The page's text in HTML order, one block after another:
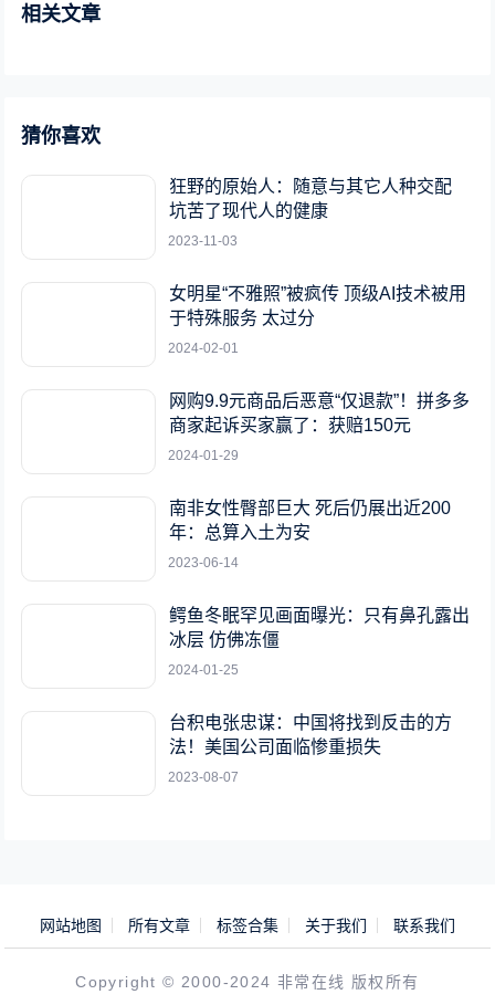
相关文章
猜你喜欢
狂野的原始人：随意与其它人种交配
坑苦了现代人的健康
2023-11-03
女明星“不雅照”被疯传 顶级AI技术被用
于特殊服务 太过分
2024-02-01
网购9.9元商品后恶意“仅退款”！拼多多
商家起诉买家赢了：获赔150元
2024-01-29
南非女性臀部巨大 死后仍展出近200
年：总算入土为安
2023-06-14
鳄鱼冬眠罕见画面曝光：只有鼻孔露出
冰层 仿佛冻僵
2024-01-25
台积电张忠谋：中国将找到反击的方
法！美国公司面临惨重损失
2023-08-07
网站地图 所有文章 标签合集 关于我们 联系我们
Copyright © 2000-2024 非常在线 版权所有